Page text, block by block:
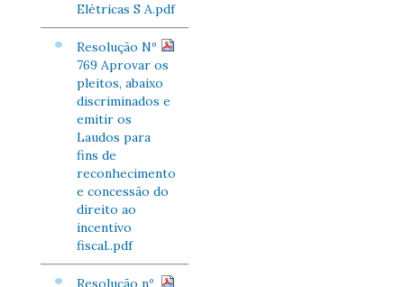
Elétricas S A.pdf
Resolução Nº
769 Aprovar os
pleitos, abaixo
discriminados e
emitir os
Laudos para
fins de
reconhecimento
e concessão do
direito ao
incentivo
fiscal..pdf
Resolução nº